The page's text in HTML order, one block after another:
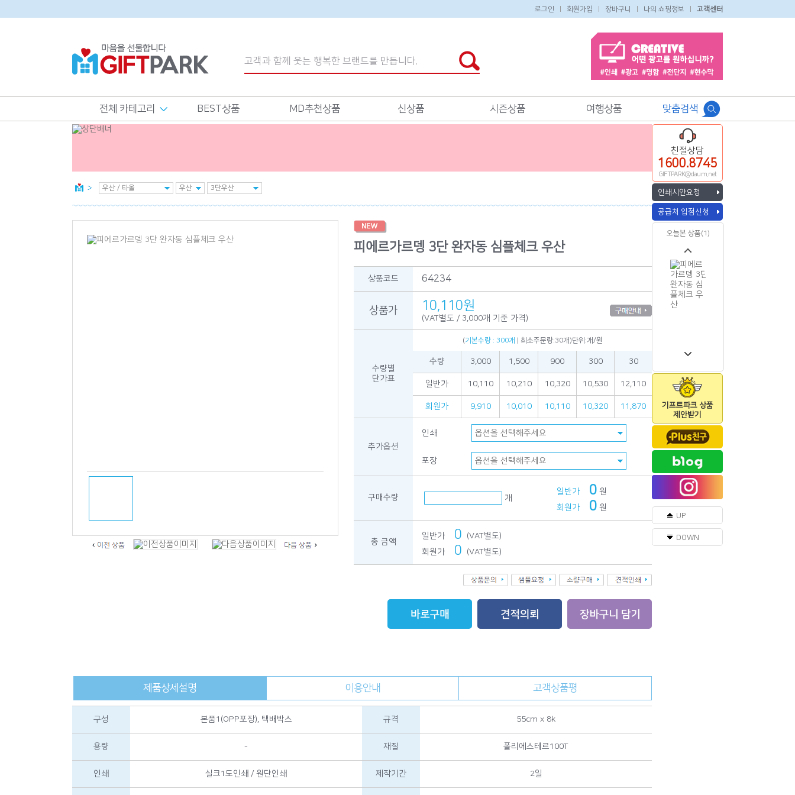
로그인 회원가입 장바구니 나의 쇼핑정보 고객센터
전체 카테고리 BEST상품 MD추천상품 신상품 시즌상품 여행상품 맞춤검색
피에르가르뎅 3단 완자동 심플체크 우산
상품코드 64234
상품가 10,110원
(VAT별도 / 3,000개 기준 가격)
수량별
단가표
(기본수량 : 300개 | 최소주문량:30개)단위:개/원
수량 3,000 1,500 900 300 30
일반가 10,110 10,210 10,320 10,530 12,110
회원가 9,910 10,010 10,110 10,320 11,870
추가옵션
인쇄
포장
구매수량 개
일반가 0 원
회원가
0 원
총 금액
일반가 0
(VAT별도)
회원가
0 (VAT별도)
제품상세설명 이용안내 고객상품평
구성 본품1(OPP포장), 택배박스 규격 55cm x 8k
용량 - 재질 폴리에스테르100T
인쇄 실크1도인쇄 / 원단인쇄 제작기간 2일
친절상담
1600.8745
GIFTPARK@daum.net
인쇄시안요청
공급처 입점신청
오늘본 상품(1)
기프트파크 상품
제안받기
UP
DOWN